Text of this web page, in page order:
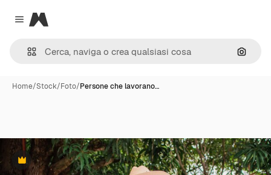
Close menu
Magnific
Cerca
Home/Stock/Foto/Persone che lavorano…
Premium